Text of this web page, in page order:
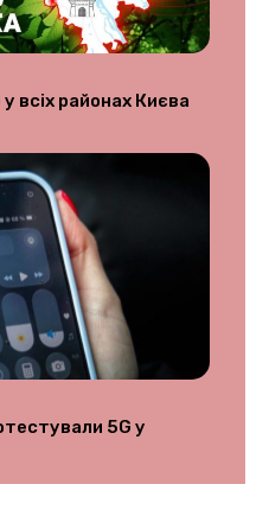
всіх районах Києва
5G у